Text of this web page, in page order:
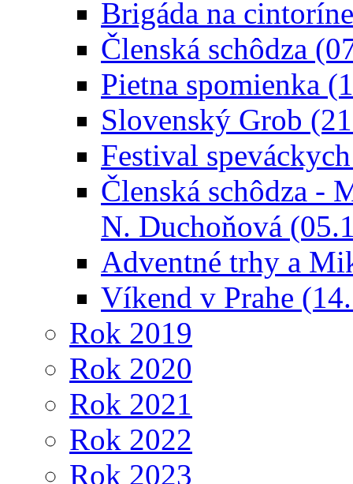
Brigáda na
Členská schôdza
Pietna spomienka
Slovenský Grob
Festival
Členská schôdza -
N. Duchoňová
Adventné trhy a
Víkend v Prahe
Rok 2019
Rok 2020
Rok 2021
Rok 2022
Rok 2023